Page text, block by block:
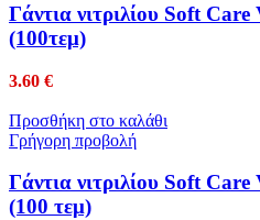
Γάντια νιτριλίου Soft
(100τεμ)
3.60 €
Προσθήκη στο καλάθι
Γρήγορη προβολή
Γάντια νιτριλίου Soft
(100 τεμ)